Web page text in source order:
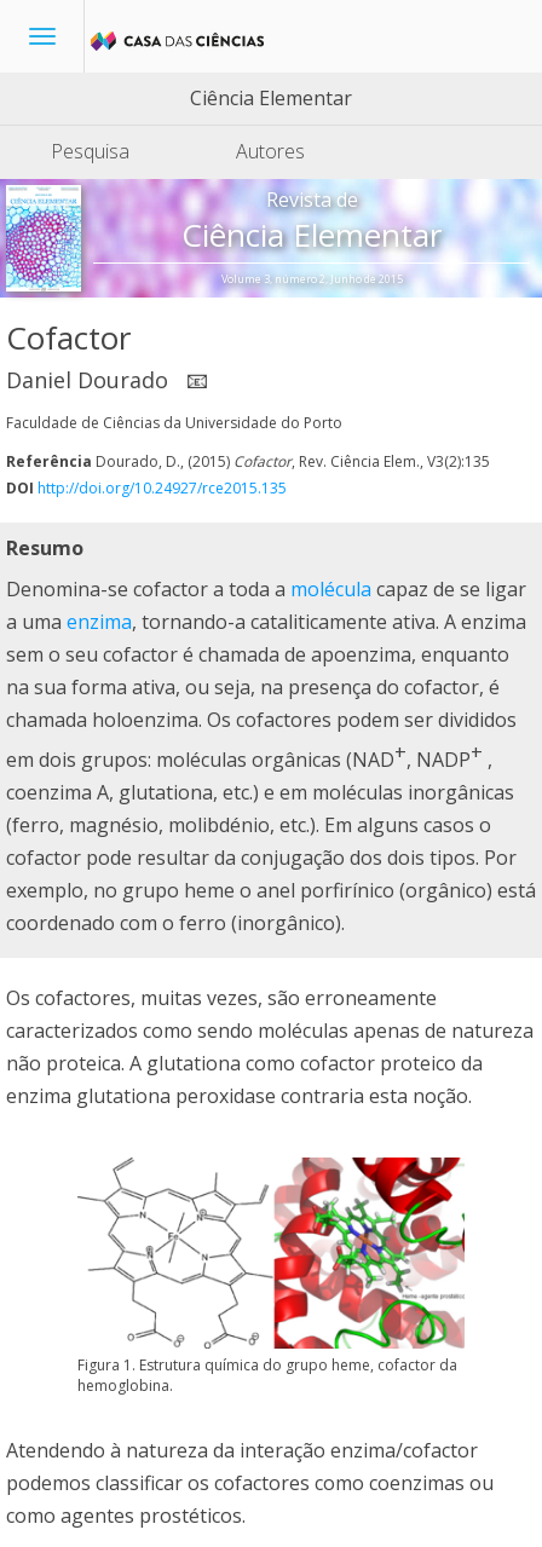
Toggle
Ciência Elementar
Pesquisa
Autores
Revista de
Ciência Elementar
Volume 3, número 2, Junho de 2015
Cofactor
Daniel Dourado 📧
Faculdade de Ciências da Universidade do Porto
Referência Dourado, D., (2015) Cofactor, Rev. Ciência Elem., V3(2):135
DOI http://doi.org/10.24927/rce2015.135
Resumo
Denomina-se cofactor a toda a molécula capaz de se ligar
a uma enzima, tornando-a cataliticamente ativa. A enzima
sem o seu cofactor é chamada de apoenzima, enquanto
na sua forma ativa, ou seja, na presença do cofactor, é
chamada holoenzima. Os cofactores podem ser divididos
em dois grupos: moléculas orgânicas (NAD+, NADP+ ,
coenzima A, glutationa, etc.) e em moléculas inorgânicas
(ferro, magnésio, molibdénio, etc.). Em alguns casos o
cofactor pode resultar da conjugação dos dois tipos. Por
exemplo, no grupo heme o anel porfirínico (orgânico) está
coordenado com o ferro (inorgânico).
Os cofactores, muitas vezes, são erroneamente
caracterizados como sendo moléculas apenas de natureza
não proteica. A glutationa como cofactor proteico da
enzima glutationa peroxidase contraria esta noção.
Figura 1. Estrutura química do grupo heme, cofactor da
hemoglobina.
Atendendo à natureza da interação enzima/cofactor
podemos classificar os cofactores como coenzimas ou
como agentes prostéticos.